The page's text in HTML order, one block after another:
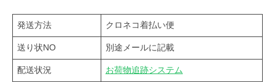
発送方法 クロネコ着払い便
送り状NO 別途メールに記載
配送状況 お荷物追跡システム